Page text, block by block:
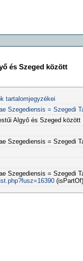
és Szeged között
tartalomjegyzékei
Szegediensis = Szegedi
Algyő és Szeged között
Szegediensis = Szegedi
Szegediensis = Szegedi
(isPartOf)